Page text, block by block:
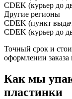
CDEK (курьер до
Другие регионы
CDEK (пункт
CDEK (курьер до
Точный срок и
оформлении заказа
Как мы
пластинки